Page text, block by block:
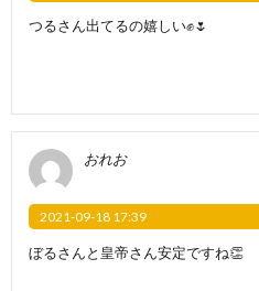
つるさん出てるの嬉しい✊🌷
おれお
2021-09-18 17:39
ぼるさんと皇帝さん安定ですね👏